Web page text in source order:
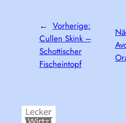
← Vorherige:
Cullen Skink –
Schottischer
Fischeintopf